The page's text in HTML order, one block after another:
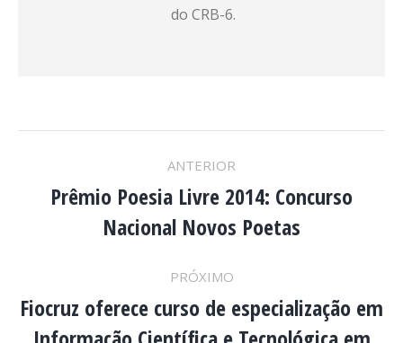
do CRB-6.
NAVEGAÇÃO
DE
ANTERIOR
Post
anterior:
Prêmio Poesia Livre 2014: Concurso
Nacional Novos Poetas
PRÓXIMO
Próximo
Fiocruz oferece curso de especialização em